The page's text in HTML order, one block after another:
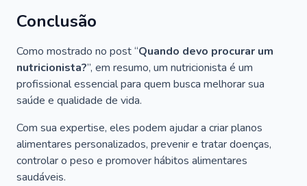
Conclusão
Como mostrado no post “Quando devo procurar um
nutricionista?”, em resumo, um nutricionista é um
profissional essencial para quem busca melhorar sua
saúde e qualidade de vida.
Com sua expertise, eles podem ajudar a criar planos
alimentares personalizados, prevenir e tratar doenças,
controlar o peso e promover hábitos alimentares
saudáveis.